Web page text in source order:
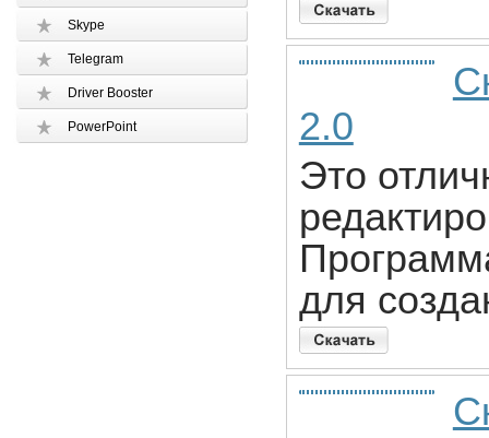
Skype
Telegram
Driver Booster
PowerPoint
2.0
Это
для